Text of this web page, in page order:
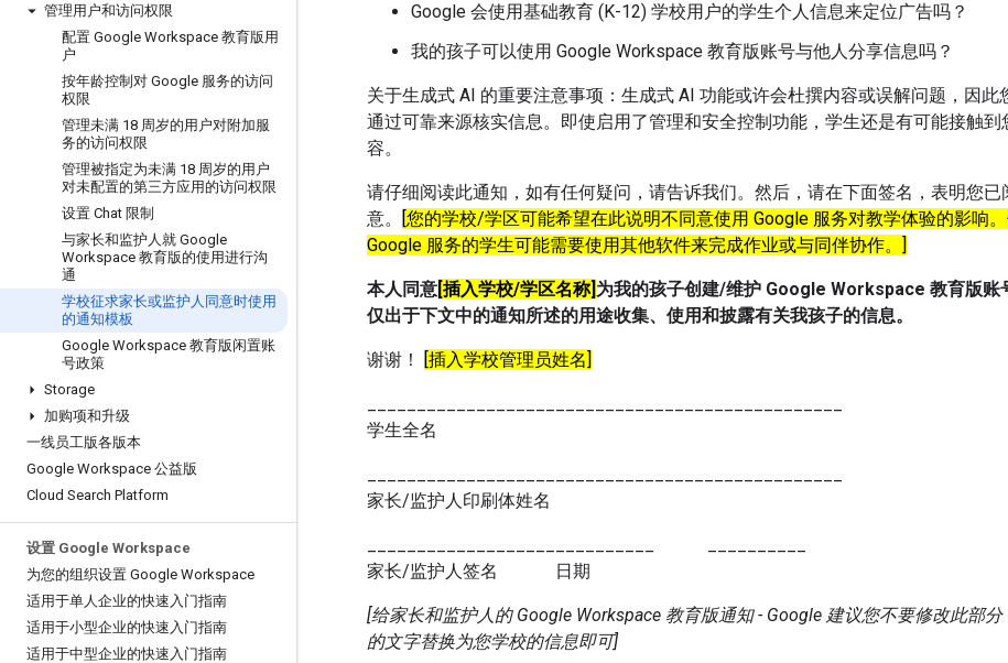
管理用户和访问权限
配置 Google Workspace 教育版用
户
按年龄控制对 Google 服务的访问
权限
管理未满 18 周岁的用户对附加服
务的访问权限
管理被指定为未满 18 周岁的用户
对未配置的第三方应用的访问权限
设置 Chat 限制
与家长和监护人就 Google
Workspace 教育版的使用进行沟
通
学校征求家长或监护人同意时使用
的通知模板
Google Workspace 教育版闲置账
号政策
Storage
加购项和升级
一线员工版各版本
Google Workspace 公益版
Cloud Search Platform
设置 Google Workspace
为您的组织设置 Google Workspace
适用于单人企业的快速入门指南
适用于小型企业的快速入门指南
适用于中型企业的快速入门指南
Google 会使用基础教育 (K-12) 学校用户的学生个人信息来定位广告吗？
我的孩子可以使用 Google Workspace 教育版账号与他人分享信息吗？
关于生成式 AI 的重要注意事项：生成式 AI 功能或许会杜撰内容或误解问题，因此
通过可靠来源核实信息。即使启用了管理和安全控制功能，学生还是有可能接触到
容。
请仔细阅读此通知，如有任何疑问，请告诉我们。然后，请在下面签名，表明您已
意。
[您的学校/学区可能希望在此说明不同意使用 Google 服务对教学体验的影响
Google 服务的学生可能需要使用其他软件来完成作业或与同伴协作。]
本人同意[插入学校/学区名称] 为我的孩子创建/维护 Google Workspace 教育版账
仅出于下文中的通知所述的用途收集、使用和披露有关我孩子的信息。
谢谢！ [插入学校管理员姓名]
学生全名
家长/监护人印刷体姓名
家长/监护人签名 日期
[给家长和监护人的 Google Workspace 教育版通知 - Google 建议您不要修改此部
的文字替换为您学校的信息即可]